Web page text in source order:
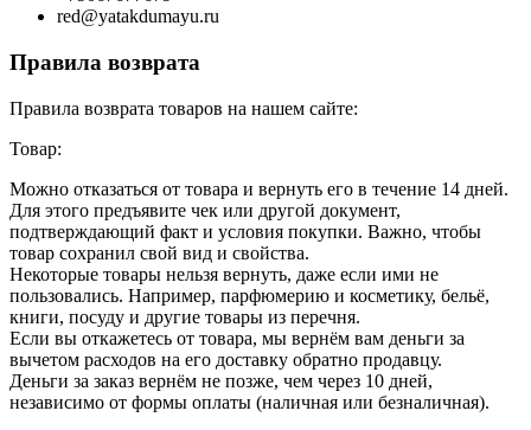
red@yatakdumayu.ru
Правила возврата
Правила возврата товаров на нашем сайте:
Товар:
Можно отказаться от товара и вернуть его в течение 14 дней.
Для этого предъявите чек или другой документ,
подтверждающий факт и условия покупки. Важно, чтобы
товар сохранил свой вид и свойства.
Некоторые товары нельзя вернуть, даже если ими не
пользовались. Например, парфюмерию и косметику, бельё,
книги, посуду и другие товары из перечня.
Если вы откажетесь от товара, мы вернём вам деньги за
вычетом расходов на его доставку обратно продавцу.
Деньги за заказ вернём не позже, чем через 10 дней,
независимо от формы оплаты (наличная или безналичная).